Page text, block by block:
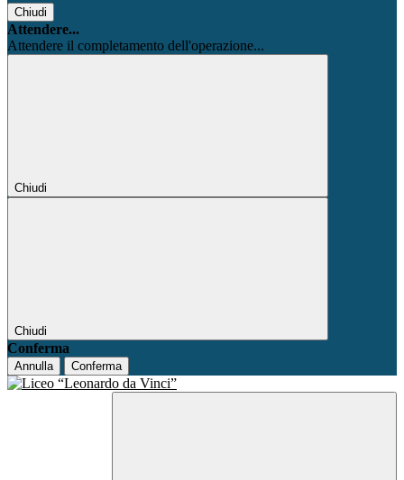
Chiudi
Attendere...
Attendere il completamento dell'operazione...
Chiudi
Chiudi
Conferma
Annulla Conferma